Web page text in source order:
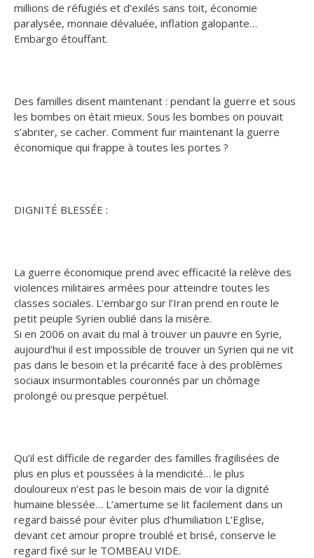
millions de réfugiés et d’exilés sans toit, économie
paralysée, monnaie dévaluée, inflation galopante…
Embargo étouffant.
Des familles disent maintenant : pendant la guerre et sous
les bombes on était mieux. Sous les bombes on pouvait
s’abriter, se cacher. Comment fuir maintenant la guerre
économique qui frappe à toutes les portes ?
DIGNITÉ BLESSÉE :
La guerre économique prend avec efficacité la relève des
violences militaires armées pour atteindre toutes les
classes sociales. L’embargo sur l’Iran prend en route le
petit peuple Syrien oublié dans la misère.
Si en 2006 on avait du mal à trouver un pauvre en Syrie,
aujourd’hui il est impossible de trouver un Syrien qui ne vit
pas dans le besoin et la précarité face à des problèmes
sociaux insurmontables couronnés par un chômage
prolongé ou presque perpétuel.
Qu’il est difficile de regarder des familles fragilisées de
plus en plus et poussées à la mendicité… le plus
douloureux n’est pas le besoin mais de voir la dignité
humaine blessée… L’amertume se lit facilement dans un
regard baissé pour éviter plus d’humiliation L’Eglise,
devant cet amour propre troublé et brisé, conserve le
regard fixé sur le TOMBEAU VIDE.